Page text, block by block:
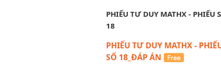
PHIẾU TƯ DUY MATHX - PHIẾU
18
PHIẾU TƯ DUY MATHX -
SỐ 18_ĐÁP ÁN